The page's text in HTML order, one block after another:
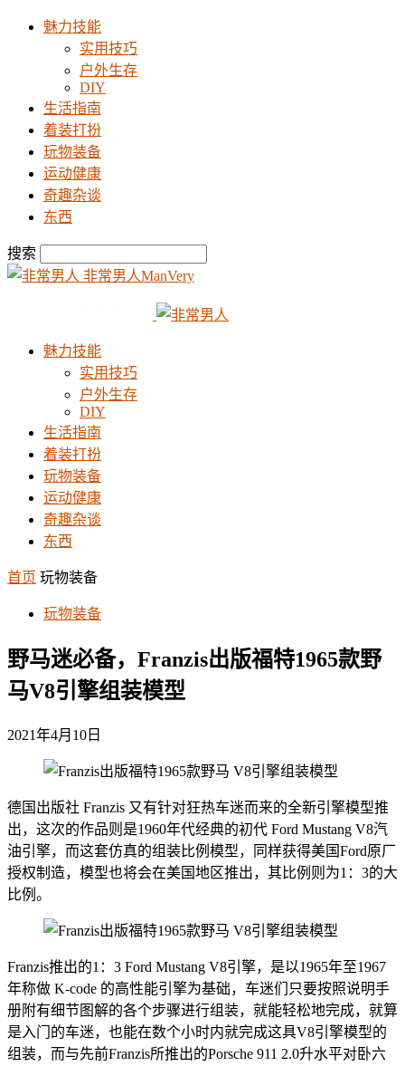
魅力技能
实用技巧
户外生存
DIY
生活指南
着装打扮
玩物装备
运动健康
奇趣杂谈
东西
搜索
非常男人ManVery
魅力技能
实用技巧
户外生存
DIY
生活指南
着装打扮
玩物装备
运动健康
奇趣杂谈
东西
首页 玩物装备
玩物装备
野马迷必备，Franzis出版福特1965款野
马V8引擎组装模型
2021年4月10日
德国出版社 Franzis 又有针对狂热车迷而来的全新引擎模型推
出，这次的作品则是1960年代经典的初代 Ford Mustang V8汽
油引擎，而这套仿真的组装比例模型，同样获得美国Ford原厂
授权制造，模型也将会在美国地区推出，其比例则为1：3的大
比例。
Franzis推出的1：3 Ford Mustang V8引擎，是以1965年至1967
年称做 K-code 的高性能引擎为基础，车迷们只要按照说明手
册附有细节图解的各个步骤进行组装，就能轻松地完成，就算
是入门的车迷，也能在数个小时内就完成这具V8引擎模型的
组装，而与先前Franzis所推出的Porsche 911 2.0升水平对卧六